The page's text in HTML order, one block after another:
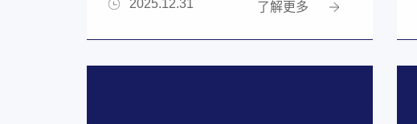
2025.12.31 了解更多